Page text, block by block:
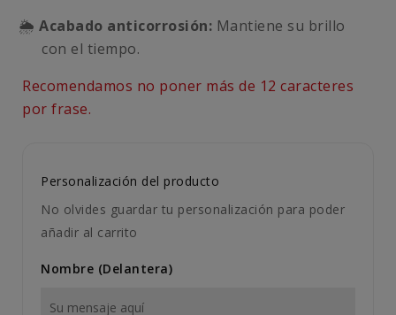
🌦️ Acabado anticorrosión: Mantiene su brillo
con el tiempo.
Recomendamos no poner más de 12 caracteres
por frase.
Personalización del producto
No olvides guardar tu personalización para poder
añadir al carrito
Nombre (Delantera)